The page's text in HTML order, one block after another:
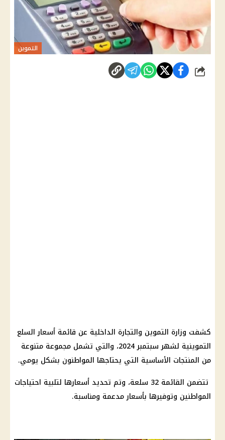
التموين
شارك
كشفت وزارة التموين والتجارة الداخلية عن قائمة أسعار السلع
التموينية لشهر سبتمبر 2024، والتي تشمل مجموعة متنوعة
من المنتجات الأساسية التي يحتاجها المواطنون بشكل يومي.
تتضمن القائمة 32 سلعة، وتم تحديد أسعارها لتلبية احتياجات
المواطنين وتوفيرها بأسعار مدعمة ومناسبة.